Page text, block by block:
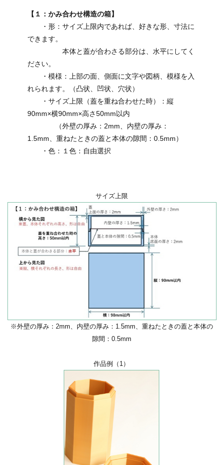
【１：かみ合わせ構造の箱】
・形：サイズ上限内であれば、好きな形、寸法に
できます。
本体と蓋が合わさる部分は、水平にしてく
ださい。
・模様：上部の面、側面に文字や図柄、模様を入
れられます。（凸状、凹状、穴状）
・サイズ上限（蓋を重ね合わせた時）：縦
90mm×横90mm×高さ50mm以内
（外壁の厚み：2mm、内壁の厚み：
1.5mm、重ねたときの蓋と本体の隙間：0.5mm）
・色：１色：自由選択
サイズ上限
※外壁の厚み：2mm、内壁の厚み：1.5mm、重ねたときの蓋と本体の
隙間：0.5mm
作品例（1）